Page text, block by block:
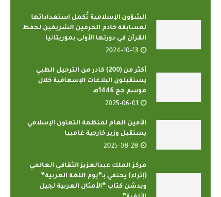
الشؤون الإسلامية تُكمل استعداداتها
لمسابقة خادم الحرمين الشريفين لحفظ
القرآن في دورتها الأولى بموريتانيا
2024-10-13
أكثر من (200) كادر من الترحيل الطبي
يستقبلون البلاغات الإسعافية خلال
موسم حج 1446هـ
2025-06-01
الأمين العام لمنظمة التعاون الإسلامي
يستقبل وزير خارجية غامبيا
2025-08-28
مركز الملك عبدالعزيز الثقافي العالمي
(إثراء) يحتفي بـ”يوم اللغة العربية”
ويدشن كتاب “الأمثال العربية لجيل